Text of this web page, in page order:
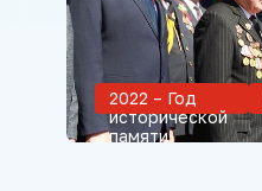
2022 – Год
исторической
памяти